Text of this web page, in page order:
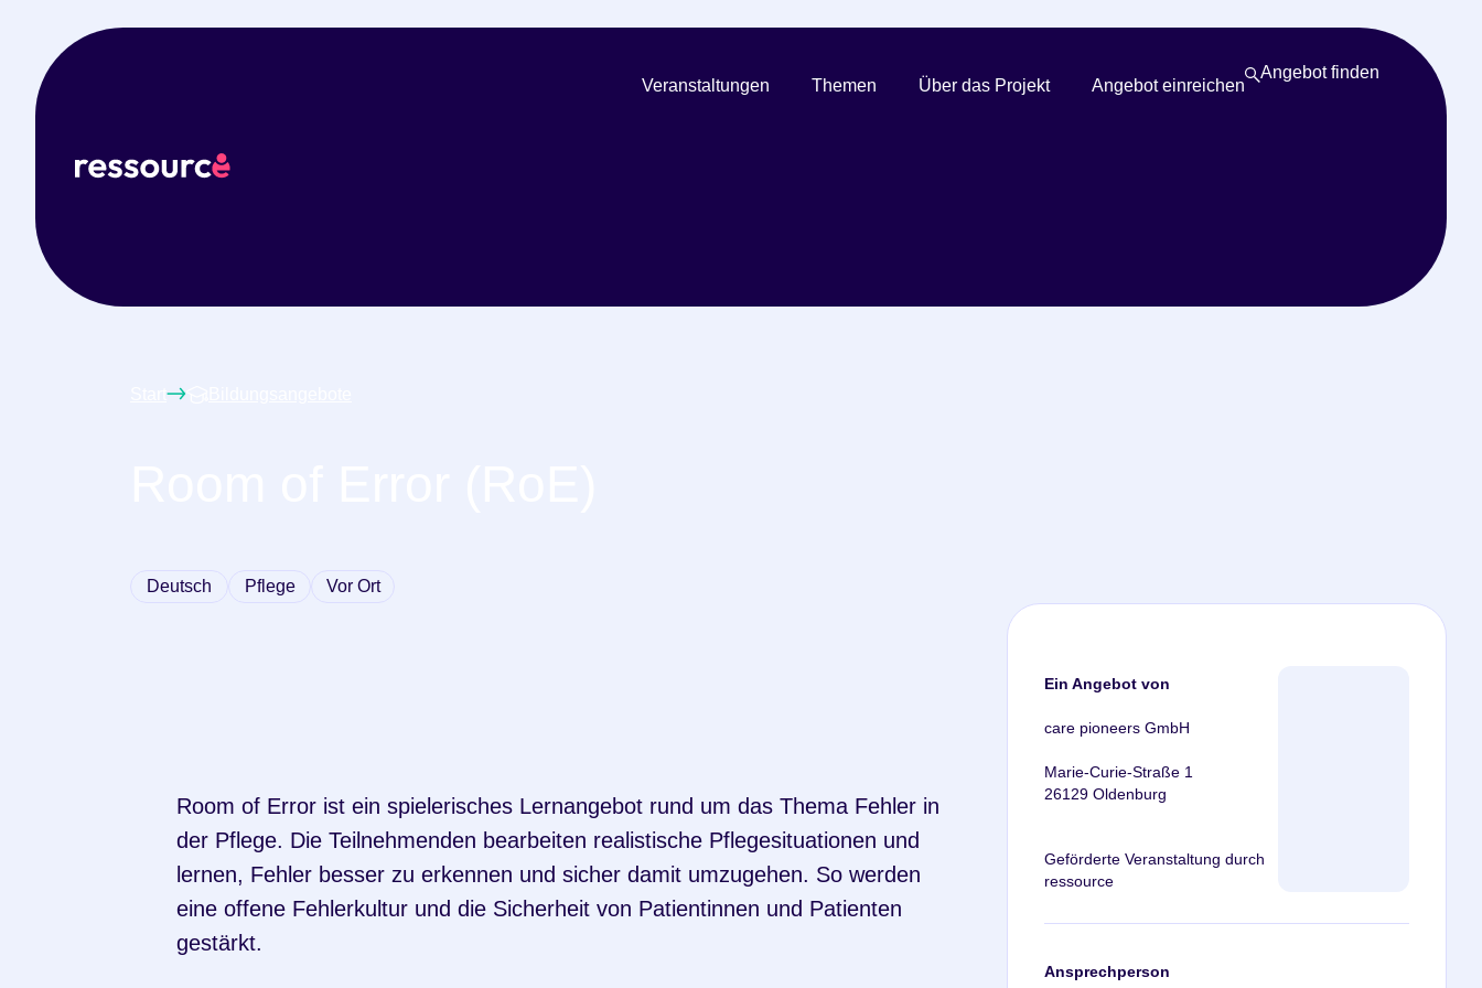
Veranstaltungen Themen Über das Projekt Angebot einreichen
Angebot finden
Deutsch Pflege Vor Ort
Room of Error ist ein spielerisches Lernangebot rund um das Thema Fehler in
der Pflege. Die Teilnehmenden bearbeiten realistische Pflegesituationen und
lernen, Fehler besser zu erkennen und sicher damit umzugehen. So werden
eine offene Fehlerkultur und die Sicherheit von Patientinnen und Patienten
gestärkt.
Ein Angebot von
care pioneers GmbH
Marie-Curie-Straße 1
26129 Oldenburg
Geförderte Veranstaltung durch
ressource
Ansprechperson